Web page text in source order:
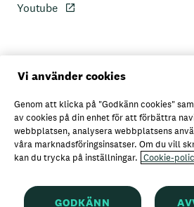
Youtube
Personuppgiftspolicy
Axfoods integritetspolicy
Här kan du köpa Garant
Vi använder cookies
Genom att klicka på "Godkänn cookies"
av cookies på din enhet för att förbättra
webbplatsen, analysera webbplatsens
våra marknadsföringsinsatser. Om du vill
kan du trycka på inställningar. Cookie-
GODKÄNN